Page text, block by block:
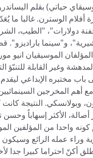
حياتي) بقلم
أفلام الوسترن. غالبا ما
دولارات"، "الطيب،
و"سينما
الموسيقيان
وغير القابلة للتنبّؤ
باب مختبره الإبداعي
أهم المخرجين السينمائيين
وبولانسكي. النتيجة
الأكثر إسهاباً وحسن
واحدا من المؤلفين
وراء عمله الرائع
أكنّ احتراما كبيرا